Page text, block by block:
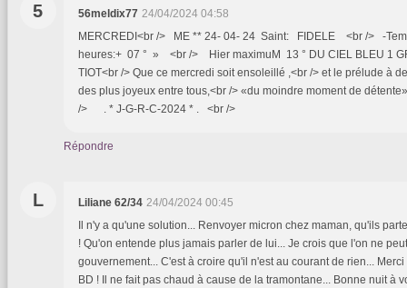
5 56meldix77 24/04/2024 04:58
MERCREDI<br /> ME ** 24- 04- 24 Saint: FIDELE <br /> -
heures:+ 07 ° » <br /> Hier maximuM 13 ° DU CIEL BLEU 1
TIOT<br /> Que ce mercredi soit ensoleillé ,<br /> et le prélude à
des plus joyeux entre tous,<br /> «du moindre moment de
/> . * J-G-R-C-2024 * . <br />
Répondre
L Liliane 62/34 24/04/2024 00:45
Il n'y a qu'une solution... Renvoyer micron chez maman, qu'ils
! Qu'on entende plus jamais parler de lui... Je crois que l'on ne
gouvernement... C'est à croire qu'il n'est au courant de rien...
BD ! Il ne fait pas chaud à cause de la tramontane... Bonne nuit à